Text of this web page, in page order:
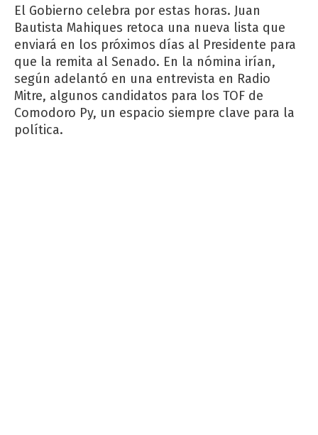
El Gobierno celebra por estas horas. Juan
Bautista Mahiques retoca una nueva lista que
enviará en los próximos días al Presidente para
que la remita al Senado. En la nómina irían,
según adelantó en una entrevista en Radio
Mitre, algunos candidatos para los TOF de
Comodoro Py, un espacio siempre clave para la
política.